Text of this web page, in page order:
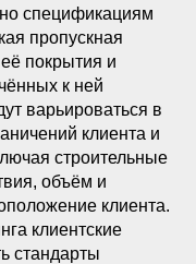
спецификациям
пропускная
покрытия и
к ней
варьироваться в
клиента и
строительные
объём и
клиента.
клиентские
стандарты